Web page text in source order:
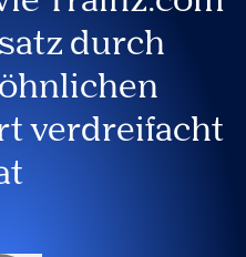
durch
verdreifacht